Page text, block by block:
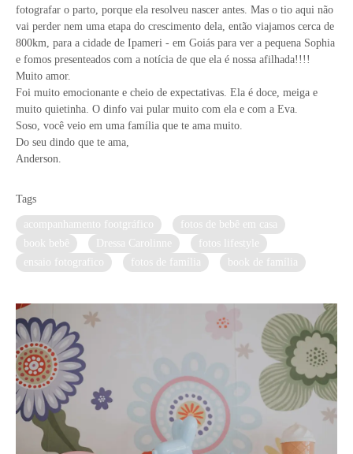
fotografar o parto, porque ela resolveu nascer antes. Mas o tio aqui não
vai perder nem uma etapa do crescimento dela, então viajamos cerca de
800km, para a cidade de Ipameri - em Goiás para ver a pequena Sophia
e fomos presenteados com a notícia de que ela é nossa afilhada!!!!
Muito amor.
Foi muito emocionante e cheio de expectativas. Ela é doce, meiga e
muito quietinha. O dinfo vai pular muito com ela e com a Eva.
Soso, você veio em uma família que te ama muito.
Do seu dindo que te ama,
Anderson.
Tags
acompanhamento footgráfico
fotos de bebê em casa
book bebê
Dressa Carolinne
fotos lifestyle
ensaio fotografico
fotos de família book de família